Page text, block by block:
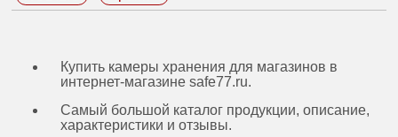
Купить камеры хранения для магазинов в
интернет-магазине safe77.ru.
Самый большой каталог продукции, описание,
характеристики и отзывы.